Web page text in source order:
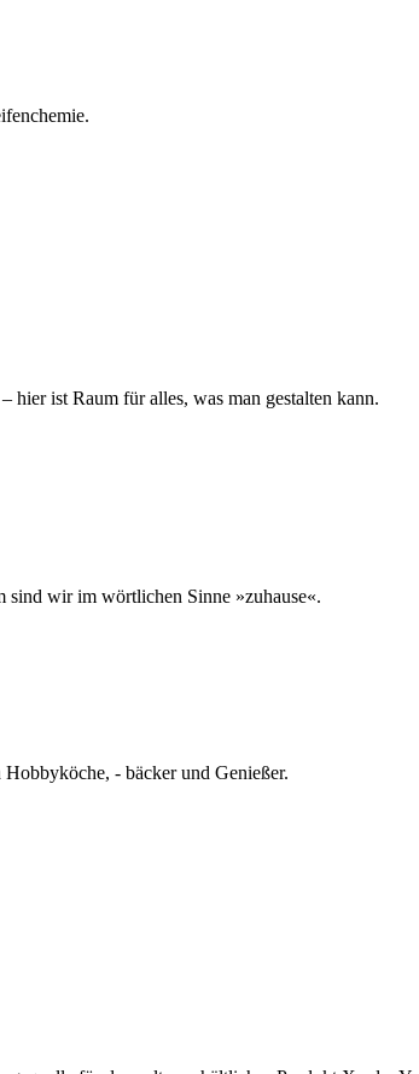
hier ist Raum für alles, was man gestalten kann.
sind wir im wörtlichen Sinne »zuhause«.
- bäcker und Genießer.